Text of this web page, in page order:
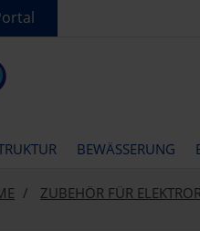
BEWÄSSERUNG
ZUBEHÖR FÜR